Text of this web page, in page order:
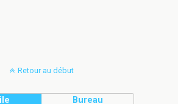
Retour au début
Bureau